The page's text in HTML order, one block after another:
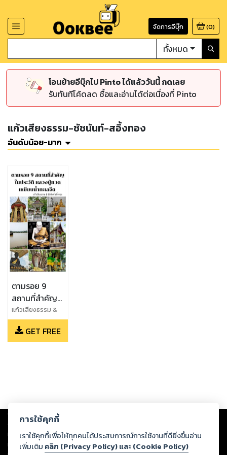
จัดการอีบุ๊ก (0)
ทั้งหมด
โอนย้ายอีบุ๊กไป Pinto ได้แล้ววันนี้ กดเลย
รับทันทีโค้ดลด ซื้อและอ่านได้ต่อเนื่องที่ Pinto
แก้วเสียงธรรม-ชัชนันท์-สอิ้งทอง
อันดับน้อย-มาก
ตามรอย 9
สถานที่สำคัญ
ในประวัติหลวง
ปู่ทวดเหยียบน้ำ
ทะเลจืด
แก้วเสียงธรรม &
ชัชนันท์ สอิ้งทอง
GET FREE
Copyright © 2026
ต่อผลงานหรือเนื้อหาใดที่อัปโหลดผ่านเว็บไซต์และปรากฏว่าละเมิดสิทธิใน
ทรัพย์สินทางปัญญาของบุคคลอื่นหรือขัดต่อกฎหมายและศีลธรรม ดังนั้น ผู้อ่าน
ทุกท่านโปรดใช้วิจารณญาณในการกลั่นกรองด้วยตนเอง และหากท่านพบว่าส่วน
การใช้คุกกี้
เราใช้คุกกี้เพื่อให้ทุกคนได้ประสบการณ์การใช้งานที่ดียิ่งขึ้นอ่าน
เพิ่มเติม คลิก (Privacy Policy) และ (Cookie Policy)